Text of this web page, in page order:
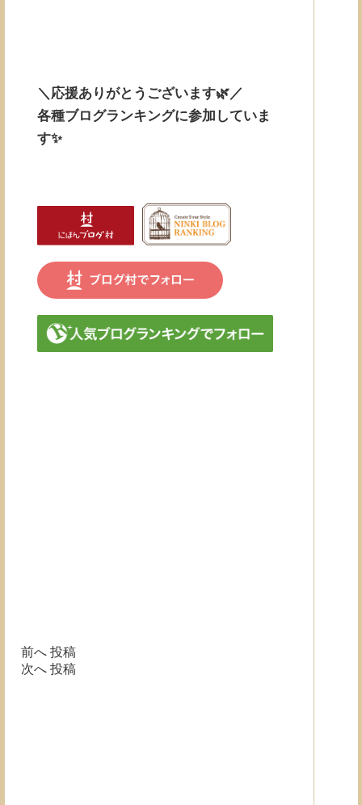
＼応援ありがとうございます🌿／
各種ブログランキングに参加していま
す✨
前へ 投稿
次へ 投稿